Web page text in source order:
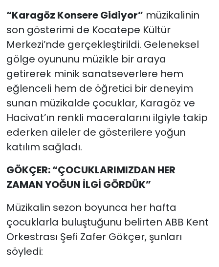
“Karagöz Konsere Gidiyor” müzikalinin
son gösterimi de Kocatepe Kültür
Merkezi’nde gerçekleştirildi. Geleneksel
gölge oyununu müzikle bir araya
getirerek minik sanatseverlere hem
eğlenceli hem de öğretici bir deneyim
sunan müzikalde çocuklar, Karagöz ve
Hacivat’ın renkli maceralarını ilgiyle takip
ederken aileler de gösterilere yoğun
katılım sağladı.
GÖKÇER: “ÇOCUKLARIMIZDAN HER
ZAMAN YOĞUN İLGİ GÖRDÜK”
Müzikalin sezon boyunca her hafta
çocuklarla buluştuğunu belirten ABB Kent
Orkestrası Şefi Zafer Gökçer, şunları
söyledi: